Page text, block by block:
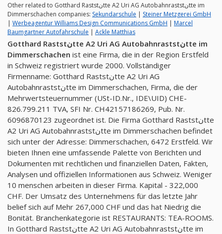
Other related to Gotthard Raststنtte A2 Uri AG Autobahnraststنtte im
Dimmerschachen companies: Sekundarschule | Steiner Metzgerei GmbH
| Werbeagentur Williams Design Communications GmbH | Marcel
Baumgartner Autofahrschule | Ackle Matthias
Gotthard Raststنtte A2 Uri AG Autobahnraststنtte im
Dimmerschachen ist eine Firma, die in der Region Erstfeld
in Schweiz registriert wurde 2000. Vollständiger
Firmenname: Gotthard Raststنtte A2 Uri AG
Autobahnraststنtte im Dimmerschachen, Firma, die der
Mehrwertsteuernummer (USt-ID.Nr., IDE\UID) CHE-
826.799.211 TVA, SFI Nr. CH42157186269, Pub. Nr.
6096870123 zugeordnet ist. Die Firma Gotthard Raststنtte
A2 Uri AG Autobahnraststنtte im Dimmerschachen befindet
sich unter der Adresse: Dimmerschachen, 6472 Erstfeld. Wir
bieten Ihnen eine umfassende Palette von Berichten und
Dokumenten mit rechtlichen und finanziellen Daten, Fakten,
Analysen und offiziellen Informationen aus Schweiz. Weniger
10 menschen arbeiten in dieser Firma. Kapital - 322,000
CHF. Der Umsatz des Unternehmens für das letzte Jahr
belief sich auf Mehr 267,000 CHF und das hat Niedrig die
Bonität. Branchenkategorie ist RESTAURANTS: TEA-ROOMS.
In Gotthard Raststنtte A2 Uri AG Autobahnraststنtte im